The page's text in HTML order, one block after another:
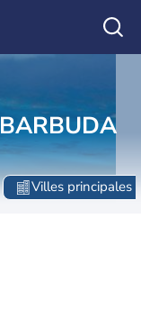
Villes principales